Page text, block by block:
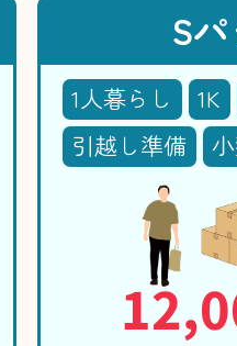
S
1人暮らし 1K
引越し準備